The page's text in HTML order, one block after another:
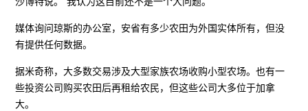
媒体询问琼斯的办公室，安省有多少农田为外国实体所有，但没
有提供任何数据。
据米奇称，大多数交易涉及大型家族农场收购小型农场。也有一
些投资公司购买农田后再租给农民，但这些公司大多位于加拿
大。